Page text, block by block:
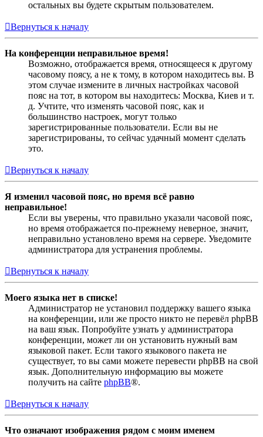
остальных вы будете скрытым пользователем.
Вернуться к началу
На конференции неправильное время!
Возможно, отображается время, относящееся к другому
часовому поясу, а не к тому, в котором находитесь вы. В
этом случае измените в личных настройках часовой
пояс на тот, в котором вы находитесь: Москва, Киев и т.
д. Учтите, что изменять часовой пояс, как и
большинство настроек, могут только
зарегистрированные пользователи. Если вы не
зарегистрированы, то сейчас удачный момент сделать
это.
Вернуться к началу
Я изменил часовой пояс, но время всё равно
неправильное!
Если вы уверены, что правильно указали часовой пояс,
но время отображается по-прежнему неверное, значит,
неправильно установлено время на сервере. Уведомите
администратора для устранения проблемы.
Вернуться к началу
Моего языка нет в списке!
Администратор не установил поддержку вашего языка
на конференции, или же просто никто не перевёл phpBB
на ваш язык. Попробуйте узнать у администратора
конференции, может ли он установить нужный вам
языковой пакет. Если такого языкового пакета не
существует, то вы сами можете перевести phpBB на свой
язык. Дополнительную информацию вы можете
получить на сайте phpBB®.
Вернуться к началу
Что означают изображения рядом с моим именем